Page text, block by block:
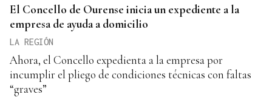
El Concello de Ourense inicia un expediente a la
empresa de ayuda a domicilio
LA REGIÓN
Ahora, el Concello expedienta a la empresa por
incumplir el pliego de condiciones técnicas con faltas
“graves”